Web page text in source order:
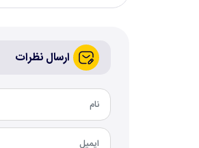
ارسال نظرات